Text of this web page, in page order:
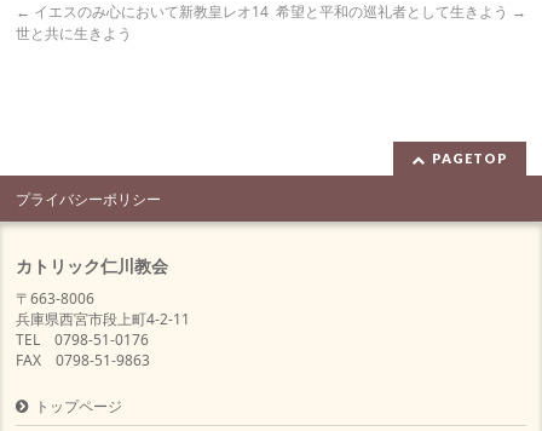
← イエスのみ心において新教皇レオ14
世と共に生きよう
希望と平和の巡礼者として生きよう →
PAGETOP
プライバシーポリシー
カトリック仁川教会
〒663-8006
兵庫県西宮市段上町4-2-11
TEL 0798-51-0176
FAX 0798-51-9863
トップページ